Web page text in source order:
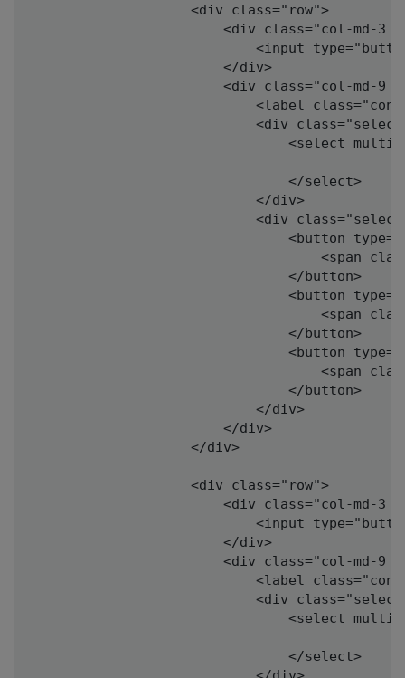
                    <div class="row">
<div class="col-md-3
<input
                        </div>
<div class="col-md-9
<label
<div
<select
                                </select>
                            </div>
<div
<button
<span
                                </button>
<button
<span
                                </button>
<button
<span
                                </button>
                            </div>
                        </div>
                    </div>
                    <div class="row">
<div class="col-md-3
<input
                        </div>
<div class="col-md-9
<label
<div
<select
                                </select>